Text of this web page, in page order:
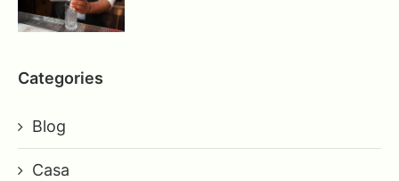
Categories
Blog
Casa